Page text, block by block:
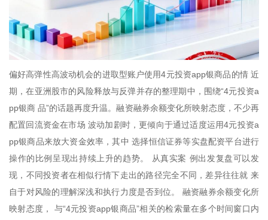
偏好高弹性高波动机会的进取型账户使用4元投资app银商品的情 近
期，在亚洲股市的风险释放与反弹并存的整理期中，围绕“4元投资a
pp银商 品”的话题再度升温。融资融券余额变化所映射态度，不少再
配置回流资金在市场 波动加剧时，更倾向于通过适度运用4元投资a
pp银商品来放大资金效率，其中 选择恒信证券等实盘配资平台进行
操作的比例呈现出持续上升的趋势。 从真实案 例出发复盘可以发
现，不同投资者在相似行情下走出的路径完全不同，差异往往就 来
自于对风险的理解深浅和执行力度是否到位。 融资融券余额变化所
映射态度， 与“4元投资app银商品”相关的检索量在多个时间窗口内